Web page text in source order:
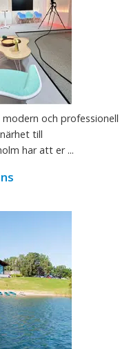
och professionell
till
har att er ...